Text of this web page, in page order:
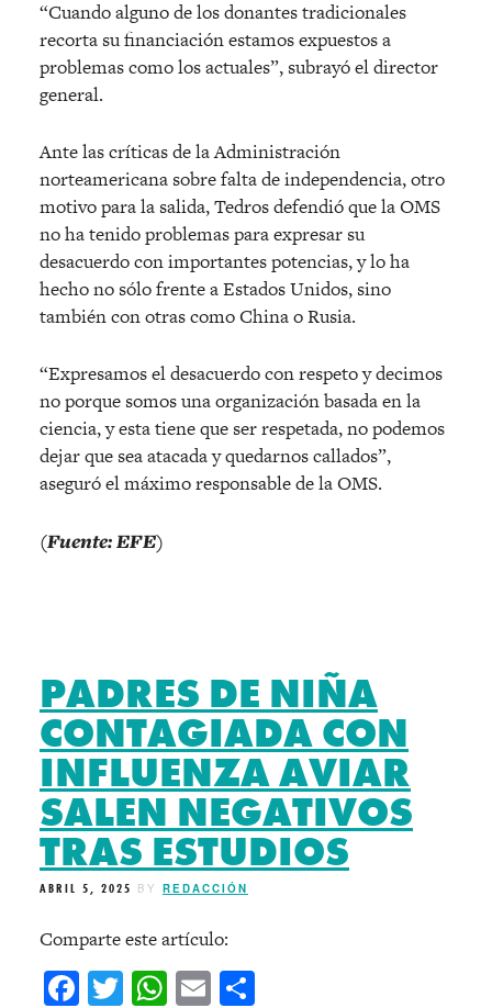
“Cuando alguno de los donantes tradicionales
recorta su financiación estamos expuestos a
problemas como los actuales”, subrayó el director
general.
Ante las críticas de la Administración
norteamericana sobre falta de independencia, otro
motivo para la salida, Tedros defendió que la OMS
no ha tenido problemas para expresar su
desacuerdo con importantes potencias, y lo ha
hecho no sólo frente a Estados Unidos, sino
también con otras como China o Rusia.
“Expresamos el desacuerdo con respeto y decimos
no porque somos una organización basada en la
ciencia, y esta tiene que ser respetada, no podemos
dejar que sea atacada y quedarnos callados”,
aseguró el máximo responsable de la OMS.
(Fuente: EFE)
PADRES DE NIÑA
CONTAGIADA CON
INFLUENZA AVIAR
SALEN NEGATIVOS
TRAS ESTUDIOS
ABRIL 5, 2025 BY REDACCIÓN
Comparte este artículo:
Facebook
Twitter
WhatsApp
Email